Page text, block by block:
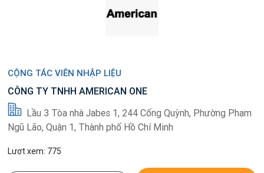
CỘNG TÁC VIÊN NHẬP LIỆU
CÔNG TY TNHH AMERICAN ONE
Lầu 3 Tòa nhà Jabes 1, 244 Cống Quỳnh, Phường Phạm
Ngũ Lão, Quận 1, Thành phố Hồ Chí Minh
Lượt xem: 775